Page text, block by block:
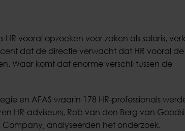
vooral opzoeken voor zaken als salaris,
dat de directie verwacht dat HR vooral
Waar komt dat enorme verschil tussen de
en AFAS waarin 178 HR-professionals
HR-adviseurs, Rob van den Berg van
analyseerden het onderzoek.